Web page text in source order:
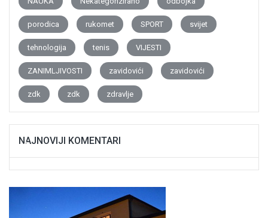
porodica rukomet SPORT svijet
tehnologija tenis VIJESTI
ZANIMLJIVOSTI zavidovići zavidovići
zdk zdk zdravlje
NAJNOVIJI KOMENTARI